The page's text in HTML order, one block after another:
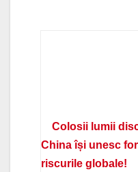
Colosii lumii
China își unesc
riscurile globale!